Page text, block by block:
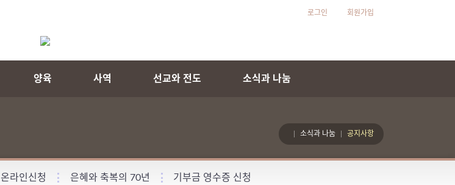
로그인 회원가입
양육 사역 선교와 전도 소식과 나눔
소식과 나눔 공지사항
온라인신청 은혜와 축복의 70년 기부금 영수증 신청